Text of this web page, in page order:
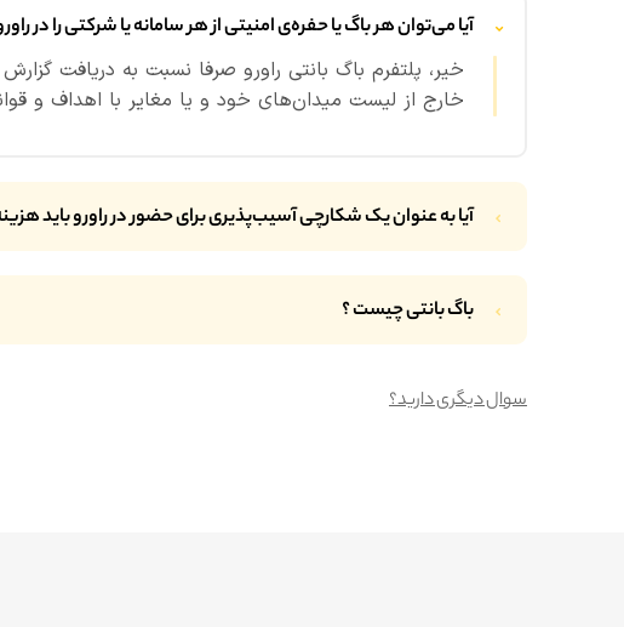
آیا می‌توان هر باگ یا حفره‌ی امنیتی از هر سامانه یا شرکتی را در
خیر، پلتفرم باگ بانتی راورو صرفا نسبت به دریافت
خارج از لیست میدان‌های خود و یا مغایر با اهداف و
آیا به عنوان یک شکارچی آسیب‌پذیری برای حضور در راورو باید
باگ بانتی چیست؟
سوال دیگری دارید؟